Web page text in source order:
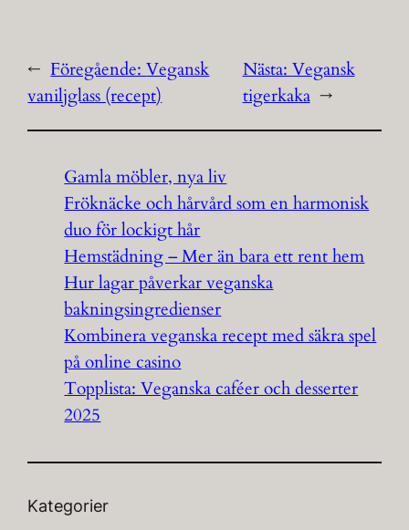
← Föregående:Vegansk
vaniljglass (recept)
Nästa: Vegansk
tigerkaka →
Gamla möbler, nya liv
Fröknäcke och hårvård som en harmonisk
duo för lockigt hår
Hemstädning – Mer än bara ett rent hem
Hur lagar påverkar veganska
bakningsingredienser
Kombinera veganska recept med säkra spel
på online casino
Topplista: Veganska caféer och desserter
2025
Kategorier